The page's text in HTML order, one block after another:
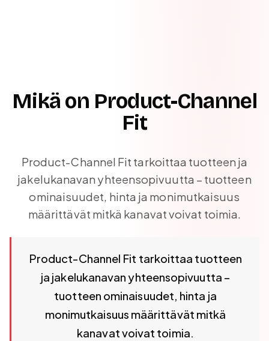
Mikä on Product-Channel
Fit
Product-Channel Fit tarkoittaa tuotteen ja
jakelukanavan yhteensopivuutta – tuotteen
ominaisuudet, hinta ja monimutkaisuus
määrittävät mitkä kanavat voivat toimia.
Product-Channel Fit tarkoittaa tuotteen
ja jakelukanavan yhteensopivuutta –
tuotteen ominaisuudet, hinta ja
monimutkaisuus määrittävät mitkä
kanavat voivat toimia.